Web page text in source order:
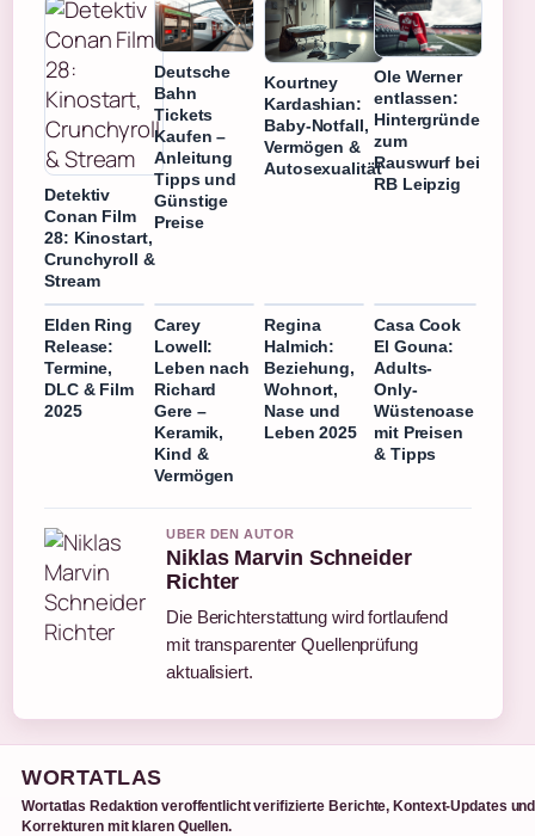
Detektiv
Conan Film
28: Kinostart,
Crunchyroll &
Stream
Deutsche
Bahn
Tickets
Kaufen –
Anleitung
Tipps und
Günstige
Preise
Kourtney
Kardashian:
Baby-Notfall,
Vermögen &
Autosexualität
Ole Werner
entlassen:
Hintergründe
zum
Rauswurf bei
RB Leipzig
Elden Ring
Release:
Termine,
DLC & Film
2025
Carey
Lowell:
Leben nach
Richard
Gere –
Keramik,
Kind &
Vermögen
Regina
Halmich:
Beziehung,
Wohnort,
Nase und
Leben 2025
Casa Cook
El Gouna:
Adults-
Only-
Wüstenoase
mit Preisen
& Tipps
UBER DEN AUTOR
Niklas Marvin Schneider
Richter
Die Berichterstattung wird fortlaufend
mit transparenter Quellenprüfung
aktualisiert.
WORTATLAS
Wortatlas Redaktion veroffentlicht verifizierte Berichte, Kontext-Updates und
Korrekturen mit klaren Quellen.